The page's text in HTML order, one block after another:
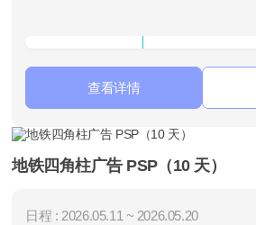
查看详情
地铁四角柱广告 PSP（10 天）
日程 : 2026.05.11 ~ 2026.05.20